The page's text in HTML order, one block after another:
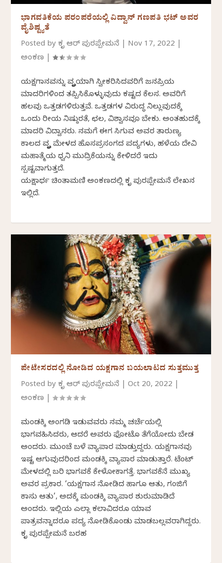
ಭಾಗವತಿಕೆಯ ಪರಂಪರೆಯಲ್ಲಿ ವಿದ್ವಾನ್ ಗಣಪತಿ ಭಟ್ ಅವರ
ವೈಶಿಷ್ಟ್ಯತೆ
Posted by ಕೃತಿ ಆರ್ ಪುರಪ್ಪೇಮನೆ Nov 17, 2022
ಅಂಕಣ |
ಯಕ್ಷಗಾನವನ್ನು ವೃತ್ತಿಯಾಗಿ ಸ್ವೀಕರಿಸಿದವರಿಗೆ ಜನಪ್ರಿಯ
ಮಾದರಿಗಳಿಂದ ತಪ್ಪಿಸಿಕೊಳ್ಳುವುದು ಕಷ್ಟದ ಕೆಲಸ. ಅವರಿಗೆ
ಹಲವು ಒತ್ತಡಗಳಿರುತ್ತವೆ. ಒತ್ತಡಗಳ ವಿರುದ್ಧ ನಿಲ್ಲುವುದಕ್ಕೆ
ಒಂದು ರೀತಿಯ ನಿಷ್ಠುರತೆ, ಛಲ, ವಿಶ್ವಾಸವೂ ಬೇಕು. ಅಂತಹುದಕ್ಕೆ
ಮಾದರಿ ವಿದ್ವಾನರು. ನಮಗೆ ಈಗ ಸಿಗುವ ಅವರ ತಾರುಣ್ಯ
ಕಾಲದ ವೃತ್ತಿ ಮೇಳದ ಹೊಸಪ್ರಸಂಗದ ಪದ್ಯಗಳು, ಹಳೆಯ ದೇವಿ
ಮಹಾತ್ಮೆಯ ಧ್ವನಿ ಮುದ್ರಿಕೆಯನ್ನು ಕೇಳಿದರೆ ಇದು
ಸ್ಪಷ್ಟವಾಗುತ್ತದೆ.
ಯಕ್ಷಾರ್ಥ ಚಿಂತಾಮಣಿ ಅಂಕಣದಲ್ಲಿ ಕೃತಿ ಪುರಪ್ಪೇಮನೆ ಲೇಖನ
ಇಲ್ಲಿದೆ.
ಪೇಟೇಸರದಲ್ಲಿ ನೋಡಿದ ಯಕ್ಷಗಾನ ಬಯಲಾಟದ ಸುತ್ತಮುತ್ತ
Posted by ಕೃತಿ ಆರ್ ಪುರಪ್ಪೇಮನೆ |Oct 20, 2022
ಅಂಕಣ |
ಮಂಡಕ್ಕಿ ಅಂಗಡಿ ಇಡುವವರು ನಮ್ಮ ಚರ್ಚೆಯಲ್ಲಿ
ಭಾಗವಹಿಸಿದರು, ಆದರೆ ಅವರು ಫೋಟೊ ತೆಗೆಯೋದು ಬೇಡ
ಅಂದರು. ಮುಂಚೆ ಬಳೆ ವ್ಯಾಪಾರ ಮಾಡುತ್ತಿದ್ದರು. ಯಕ್ಷಗಾನವು
ಇಷ್ಟ ಆಗುವುದರಿಂದ ಮಂಡಕ್ಕಿ ವ್ಯಾಪಾರ ಮಾಡುತ್ತಾರೆ. ಟೆಂಟ್
ಮೇಳದಲ್ಲಿ ಬರಿ ಭಾಗವತಿಕೆ ಕೇಳೋಕಾಗತ್ತೆ. ಭಾಗವತಿಕೆನೆ ಮುಖ್ಯ
ಅವರ ಪ್ರಕಾರ. ‘ಯಕ್ಷಗಾನ ನೋಡಿದ ಹಾಗೂ ಆತು, ಗಂಜಿಗೆ
ಕಾಸು ಆತು’, ಅದಕ್ಕೆ ಮಂಡಕ್ಕಿ ವ್ಯಾಪಾರ ಶುರುಮಾಡಿದೆ
ಅಂದರು. ಇಲ್ಲಿಯ ಎಲ್ಲಾ ಕಲಾವಿದರೂ ಯಾವ
ಪಾತ್ರವನ್ನಾದರೂ ಪದ್ಯ ನೋಡಿಕೊಂಡು ಮಾಡಬಲ್ಲವರಾಗಿದ್ದರು.
ಕೃತಿ ಪುರಪ್ಪೇಮನೆ ಬರಹ